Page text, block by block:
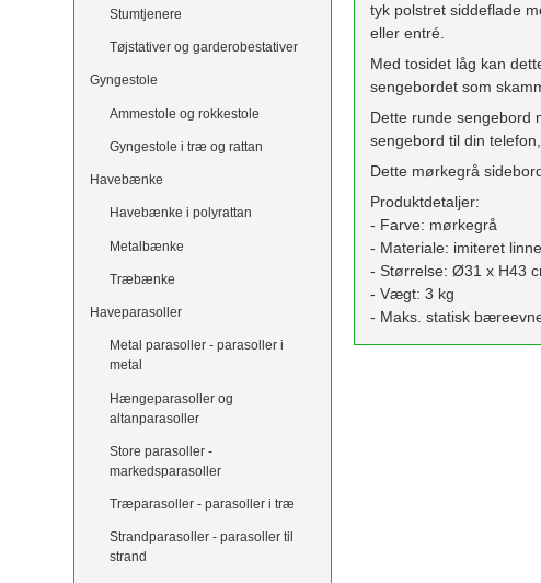
Stumtjenere
Tøjstativer og garderobestativer
Gyngestole
Ammestole og rokkestole
Gyngestole i træ og rattan
Havebænke
Havebænke i polyrattan
Metalbænke
Træbænke
Haveparasoller
Metal parasoller - parasoller i
metal
Hængeparasoller og
altanparasoller
Store parasoller -
markedsparasoller
Træparasoller - parasoller i træ
Strandparasoller - parasoller til
strand
tyk polstret siddeflade
eller entré.
Med tosidet låg kan
sengebordet som
Dette runde sengebord
sengebord til din
Dette mørkegrå
Produktdetaljer:
- Farve: mørkegrå
- Materiale: imiteret
- Størrelse: Ø31 x H43
- Vægt: 3 kg
- Maks. statisk